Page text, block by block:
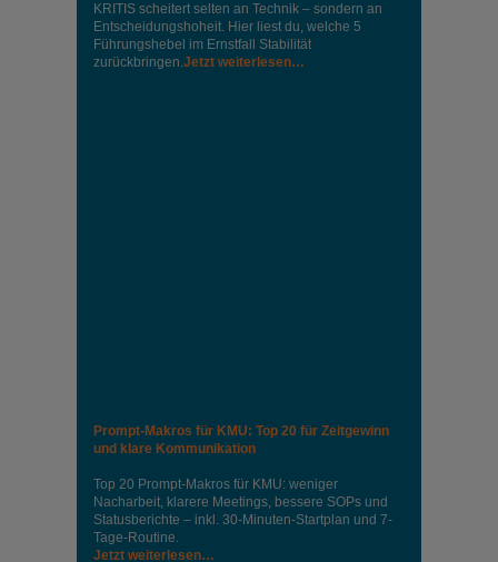
KRITIS scheitert selten an Technik – sondern an
Entscheidungshoheit. Hier liest du, welche 5
Führungshebel im Ernstfall Stabilität
zurückbringen.Jetzt weiterlesen…
Prompt-Makros für KMU: Top 20 für Zeitgewinn
und klare Kommunikation
Top 20 Prompt-Makros für KMU: weniger
Nacharbeit, klarere Meetings, bessere SOPs und
Statusberichte – inkl. 30-Minuten-Startplan und 7-
Tage-Routine.
Jetzt weiterlesen…